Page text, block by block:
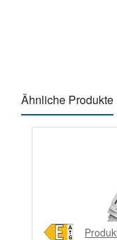
Ähnliche Produkte